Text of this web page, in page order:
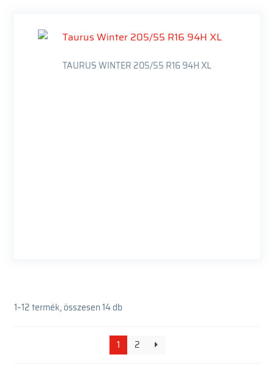
TAURUS WINTER 205/55 R16 94H XL
1–12 termék, összesen 14 db
1 2